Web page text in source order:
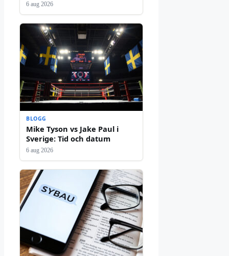
6 aug 2026
BLOGG
Mike Tyson vs Jake Paul i
Sverige: Tid och datum
6 aug 2026